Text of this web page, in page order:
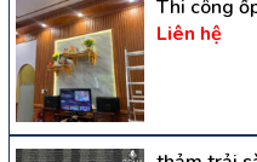
Thi công
Liên hệ